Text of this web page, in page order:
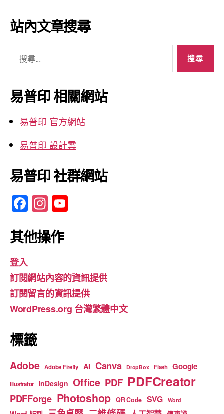
彙
整
站內文章搜尋
關
鍵
字:
易普印 相關網站
易普印 官方網站
易普印 設計雲
易普印 社群網站
F
a
c
b
o
o
k
In
st
a
gr
a
m
u
b
e
其他操作
登入
訂閱網站內容的資訊提供
訂閱留言的資訊提供
WordPress.org 台灣繁體中文
標籤
Adobe Adobe Firefly AI Canva DropBox Flash Google
Illustrator InDesign Office PDF PDFCreator
PDFForge Photoshop QR Code SVG Word